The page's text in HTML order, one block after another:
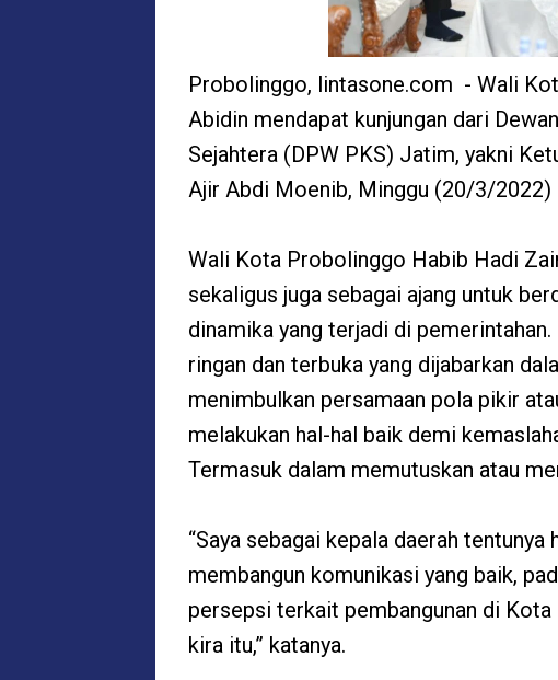
Probolinggo, lintasone.com - Wali
Abidin mendapat kunjungan dari
Sejahtera (DPW PKS) Jatim, yakni
Ajir Abdi Moenib, Minggu (20/3/2022)
Wali Kota Probolinggo Habib Hadi
sekaligus juga sebagai ajang untuk
dinamika yang terjadi di
ringan dan terbuka yang dijabarkan
menimbulkan persamaan pola pikir
melakukan hal-hal baik demi
Termasuk dalam memutuskan atau
“Saya sebagai kepala daerah tentunya
membangun komunikasi yang baik,
persepsi terkait pembangunan di
kira itu,” katanya.